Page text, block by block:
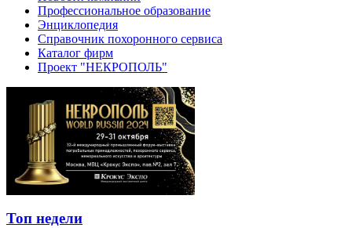
Профессиональное образование
Энциклопедия
Справочник похоронного сервиса
Каталог фирм
Проект "НЕКРОПОЛЬ"
Топ недели